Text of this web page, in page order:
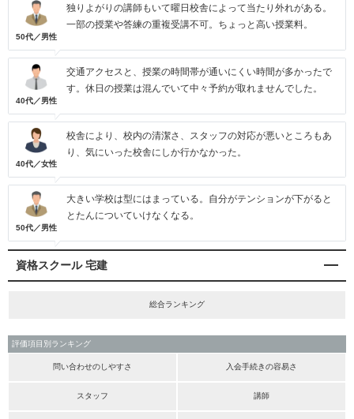
50代／男性
独りよがりの講師もいて曜日校舎によって当たり外れがある。
一部の授業や答練の重複受講不可。ちょっと高い授業料。
40代／男性
交通アクセスと、授業の時間帯が通いにくい時間が多かったで
す。休日の授業は混んでいて中々予約が取れませんでした。
40代／女性
校舎により、校内の清潔さ、スタッフの対応が悪いところもあ
り、気にいった校舎にしか行かなかった。
50代／男性
大きい学校は型にはまっている。自分がテンションが下がると
とたんについていけなくなる。
資格スクール 宅建
総合ランキング
評価項目別ランキング
問い合わせのしやすさ 入会手続きの容易さ
スタッフ 講師